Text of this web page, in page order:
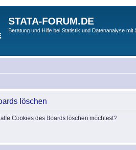
STATA-FORUM.DE
Beratung und Hilfe bei Statistik und Datenanalyse mit
löschen
Cookies des Boards löschen möchtest?